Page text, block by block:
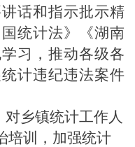
话和指示批示精
统计法》《湖南
习， 推动各级各
统计违纪违法案件
对乡镇统计工作人
培训， 加强统计